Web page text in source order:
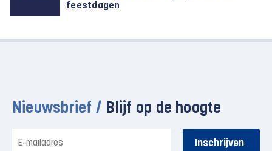
feestdagen
Nieuwsbrief / Blijf op de hoogte
mailadres